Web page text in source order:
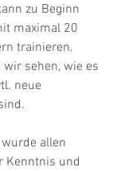
zu Beginn
maximal 20
trainieren.
wir sehen, wie es
neue
allen
Kenntnis und